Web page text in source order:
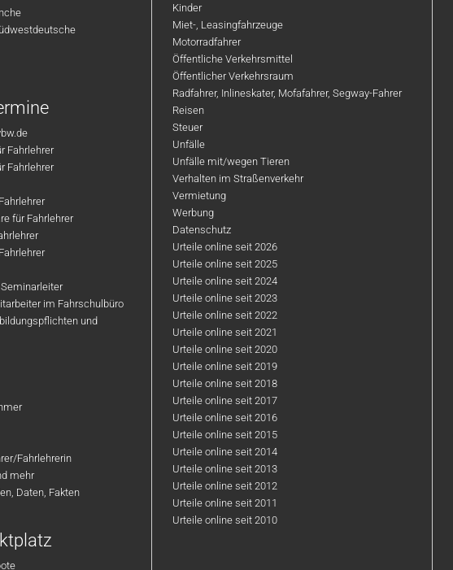
Fahrlehrer
Fahrlehrer
für Fahrlehrer
im Fahrschulbüro
und
Fahrlehrerin
mehr
Daten, Fakten
Kinder
Miet-, Leasingfahrzeuge
Motorradfahrer
Öffentliche Verkehrsmittel
Öffentlicher Verkehrsraum
Radfahrer, Inlineskater, Mofafahrer, Segway-Fahrer
Reisen
Steuer
Unfälle
Unfälle mit/wegen Tieren
Verhalten im Straßenverkehr
Vermietung
Werbung
Datenschutz
Urteile online seit 2026
Urteile online seit 2025
Urteile online seit 2024
Urteile online seit 2023
Urteile online seit 2022
Urteile online seit 2021
Urteile online seit 2020
Urteile online seit 2019
Urteile online seit 2018
Urteile online seit 2017
Urteile online seit 2016
Urteile online seit 2015
Urteile online seit 2014
Urteile online seit 2013
Urteile online seit 2012
Urteile online seit 2011
Urteile online seit 2010